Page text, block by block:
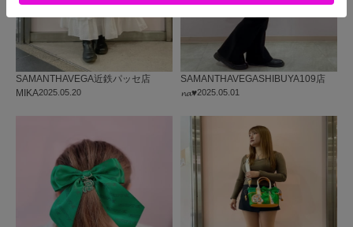
2025.05.20
SAMANTHAVEGA近鉄パッセ店
MIKA
2025.05.01
SAMANTHAVEGASHIBUYA109店
𝓷𝓪♥